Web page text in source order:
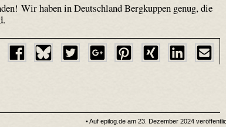
Wir haben in Deutschland Bergkuppen genug, die
• Auf epilog.de am 23. Dezember 2024